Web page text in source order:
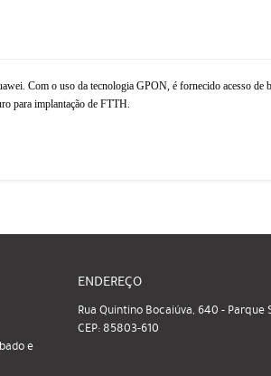
Com o uso da tecnologia GPON, é fornecido acesso de
para implantação de FTTH.
e
ENDEREÇO
Rua Quintino Bocaiúva, 640 - Parque
CEP: 85803-610